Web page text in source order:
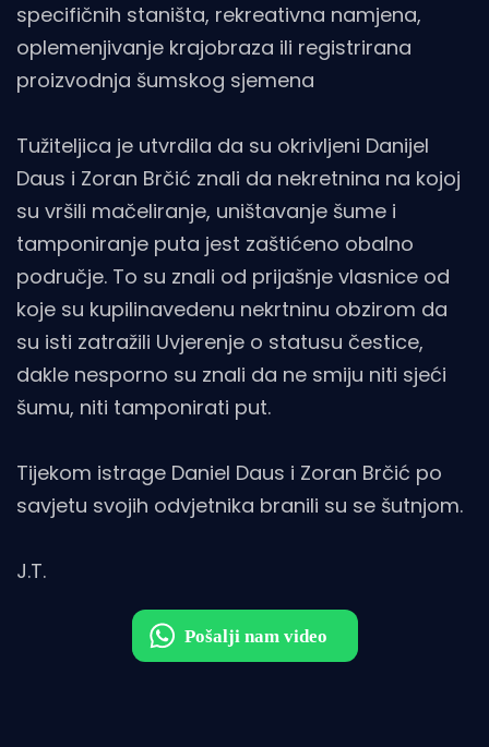
specifičnih staništa, rekreativna namjena,
oplemenjivanje krajobraza ili registrirana
proizvodnja šumskog sjemena
Tužiteljica je utvrdila da su okrivljeni Danijel
Daus i Zoran Brčić znali da nekretnina na kojoj
su vršili mačeliranje, uništavanje šume i
tamponiranje puta jest zaštićeno obalno
područje. To su znali od prijašnje vlasnice od
koje su kupilinavedenu nekrtninu obzirom da
su isti zatražili Uvjerenje o statusu čestice,
dakle nesporno su znali da ne smiju niti sjeći
šumu, niti tamponirati put.
Tijekom istrage Daniel Daus i Zoran Brčić po
savjetu svojih odvjetnika branili su se šutnjom.
J.T.